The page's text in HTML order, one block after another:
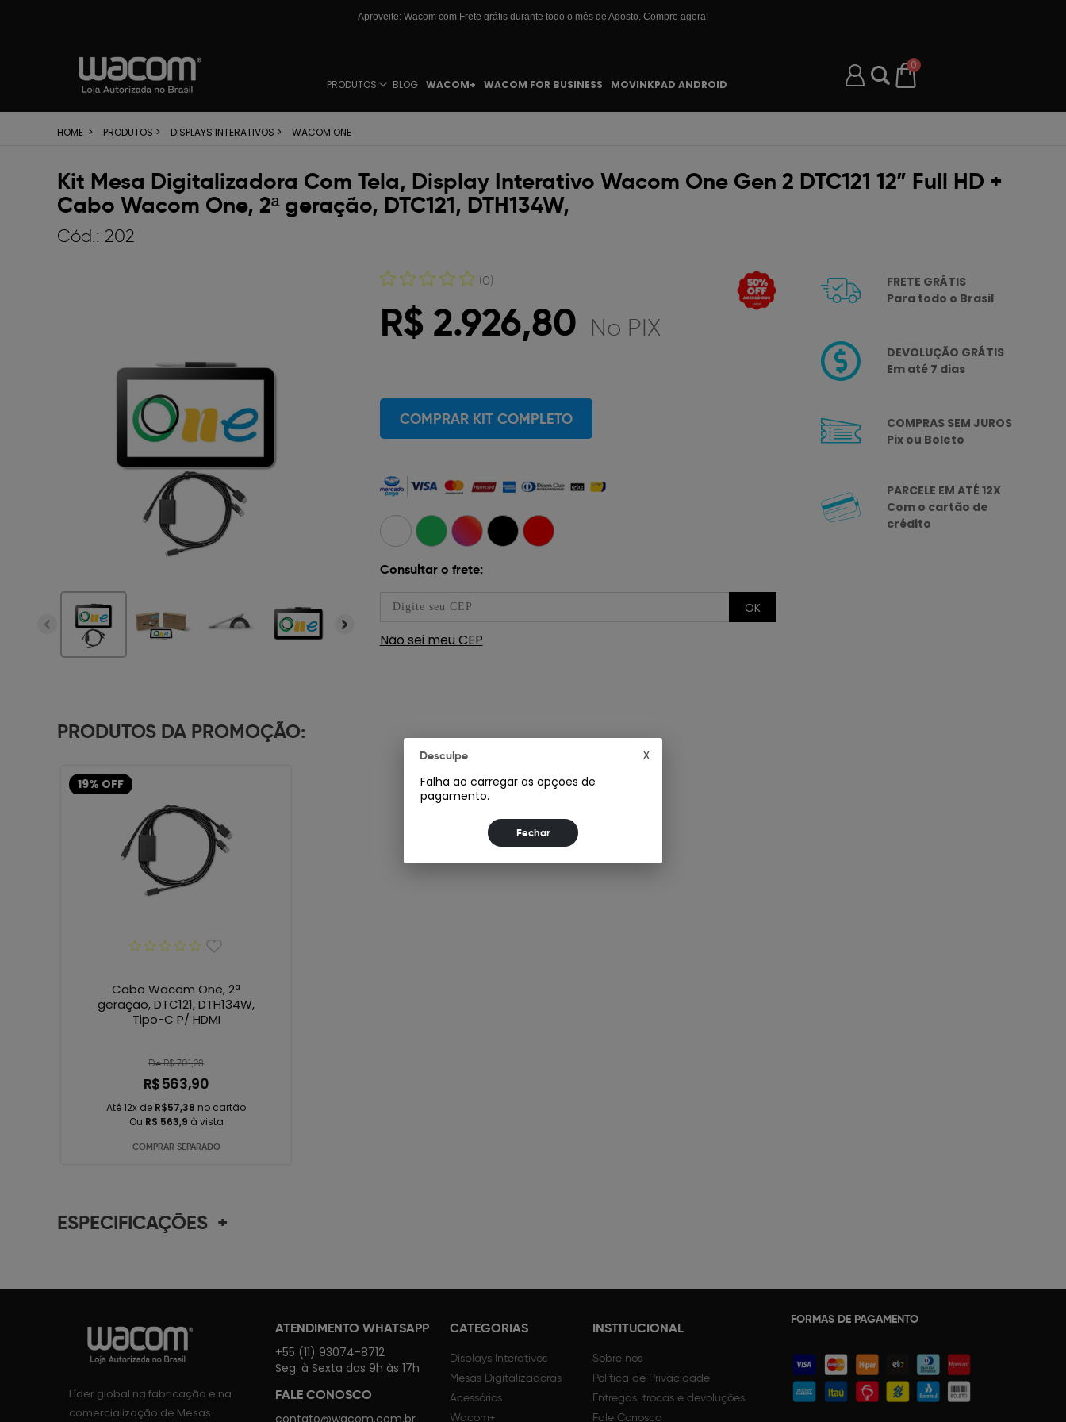
Aproveite: Wacom com Frete grátis durante todo o mês de Agosto. Compre agora!
PRODUTOS BLOG WACOM+ WACOM FOR BUSINESS MOVINKPAD ANDROID
0
HOME > PRODUTOS > DISPLAYS INTERATIVOS > WACOM ONE
Kit Mesa Digitalizadora Com Tela, Display Interativo Wacom One Gen 2 DTC121 12” Full HD +
Cabo Wacom One, 2ª geração, DTC121, DTH134W,
Cód.: 202
(0)
R$ 2.926,80 No PIX
COMPRAR KIT COMPLETO
Consultar o frete:
OK
Não sei meu CEP
FRETE GRÁTIS
Para todo o Brasil
DEVOLUÇÃO GRÁTIS
Em até 7 dias
COMPRAS SEM JUROS
Pix ou Boleto
PARCELE EM ATÉ 12X
Com o cartão de
crédito
PRODUTOS DA PROMOÇÃO:
19% OFF
Cabo Wacom One, 2ª
geração, DTC121, DTH134W,
Tipo-C P/ HDMI
De R$ 701,28
R$563,90
Até 12x de R$57,38 no cartão
Ou R$ 563,9 à vista
COMPRAR SEPARADO
ESPECIFICAÇÕES +
Líder global na fabricação e na
comercialização de Mesas
ATENDIMENTO WHATSAPP
+55 (11) 93074-8712
Seg. à Sexta das 9h às 17h
FALE CONOSCO
CATEGORIAS
Displays Interativos
Mesas Digitalizadoras
Acessórios
Wacom+
INSTITUCIONAL
Sobre nós
Política de Privacidade
Entregas, trocas e devoluções
Fale Conosco
FORMAS DE PAGAMENTO
Desculpe
Falha ao carregar as opções de
pagamento.
X